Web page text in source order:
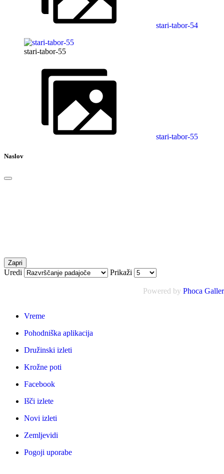
stari-tabor-54
stari-tabor-55
stari-tabor-55
Naslov
Zapri
Uredi Prikaži
Powered by Phoca
Vreme
Pohodniška aplikacija
Družinski izleti
Krožne poti
Facebook
Išči izlete
Novi izleti
Zemljevidi
Pogoji uporabe